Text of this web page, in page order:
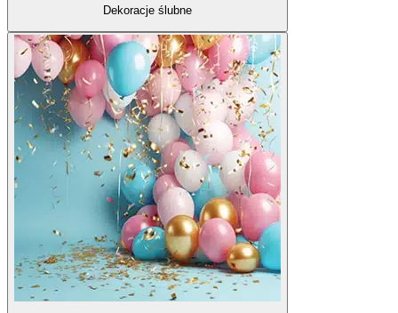
Dekoracje ślubne